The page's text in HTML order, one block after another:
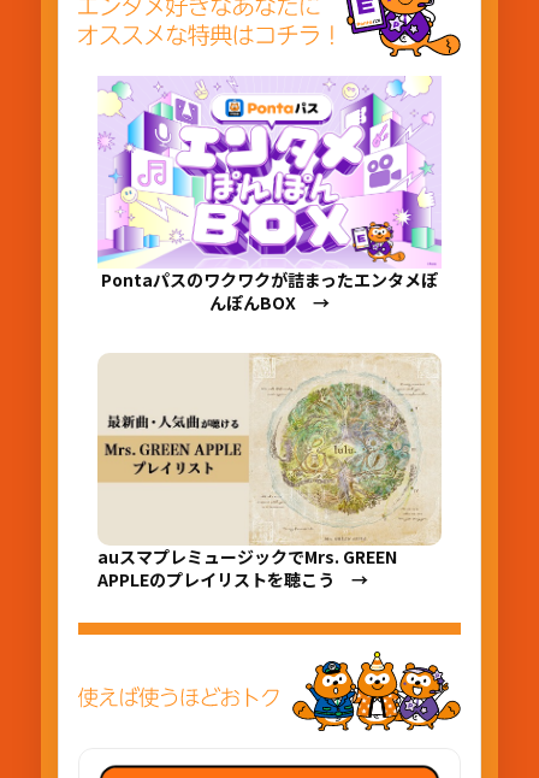
Pontaパスのワクワクが詰まったエンタメぽ
んぽんBOX →
auスマプレミュージックでMrs. GREEN
APPLEのプレイリストを聴こう →